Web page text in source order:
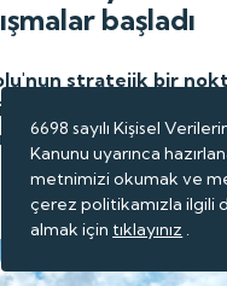
başladı
stratejik bir
asırlarca güvenilir üs
Kalesi'nde, Kültür ve
başlatılan kazı projesi
6698 sayılı Kişisel
Kanunu uyarınca
metnimizi okumak ve
çerez politikamızla ilgili
almak için tıklayınız .